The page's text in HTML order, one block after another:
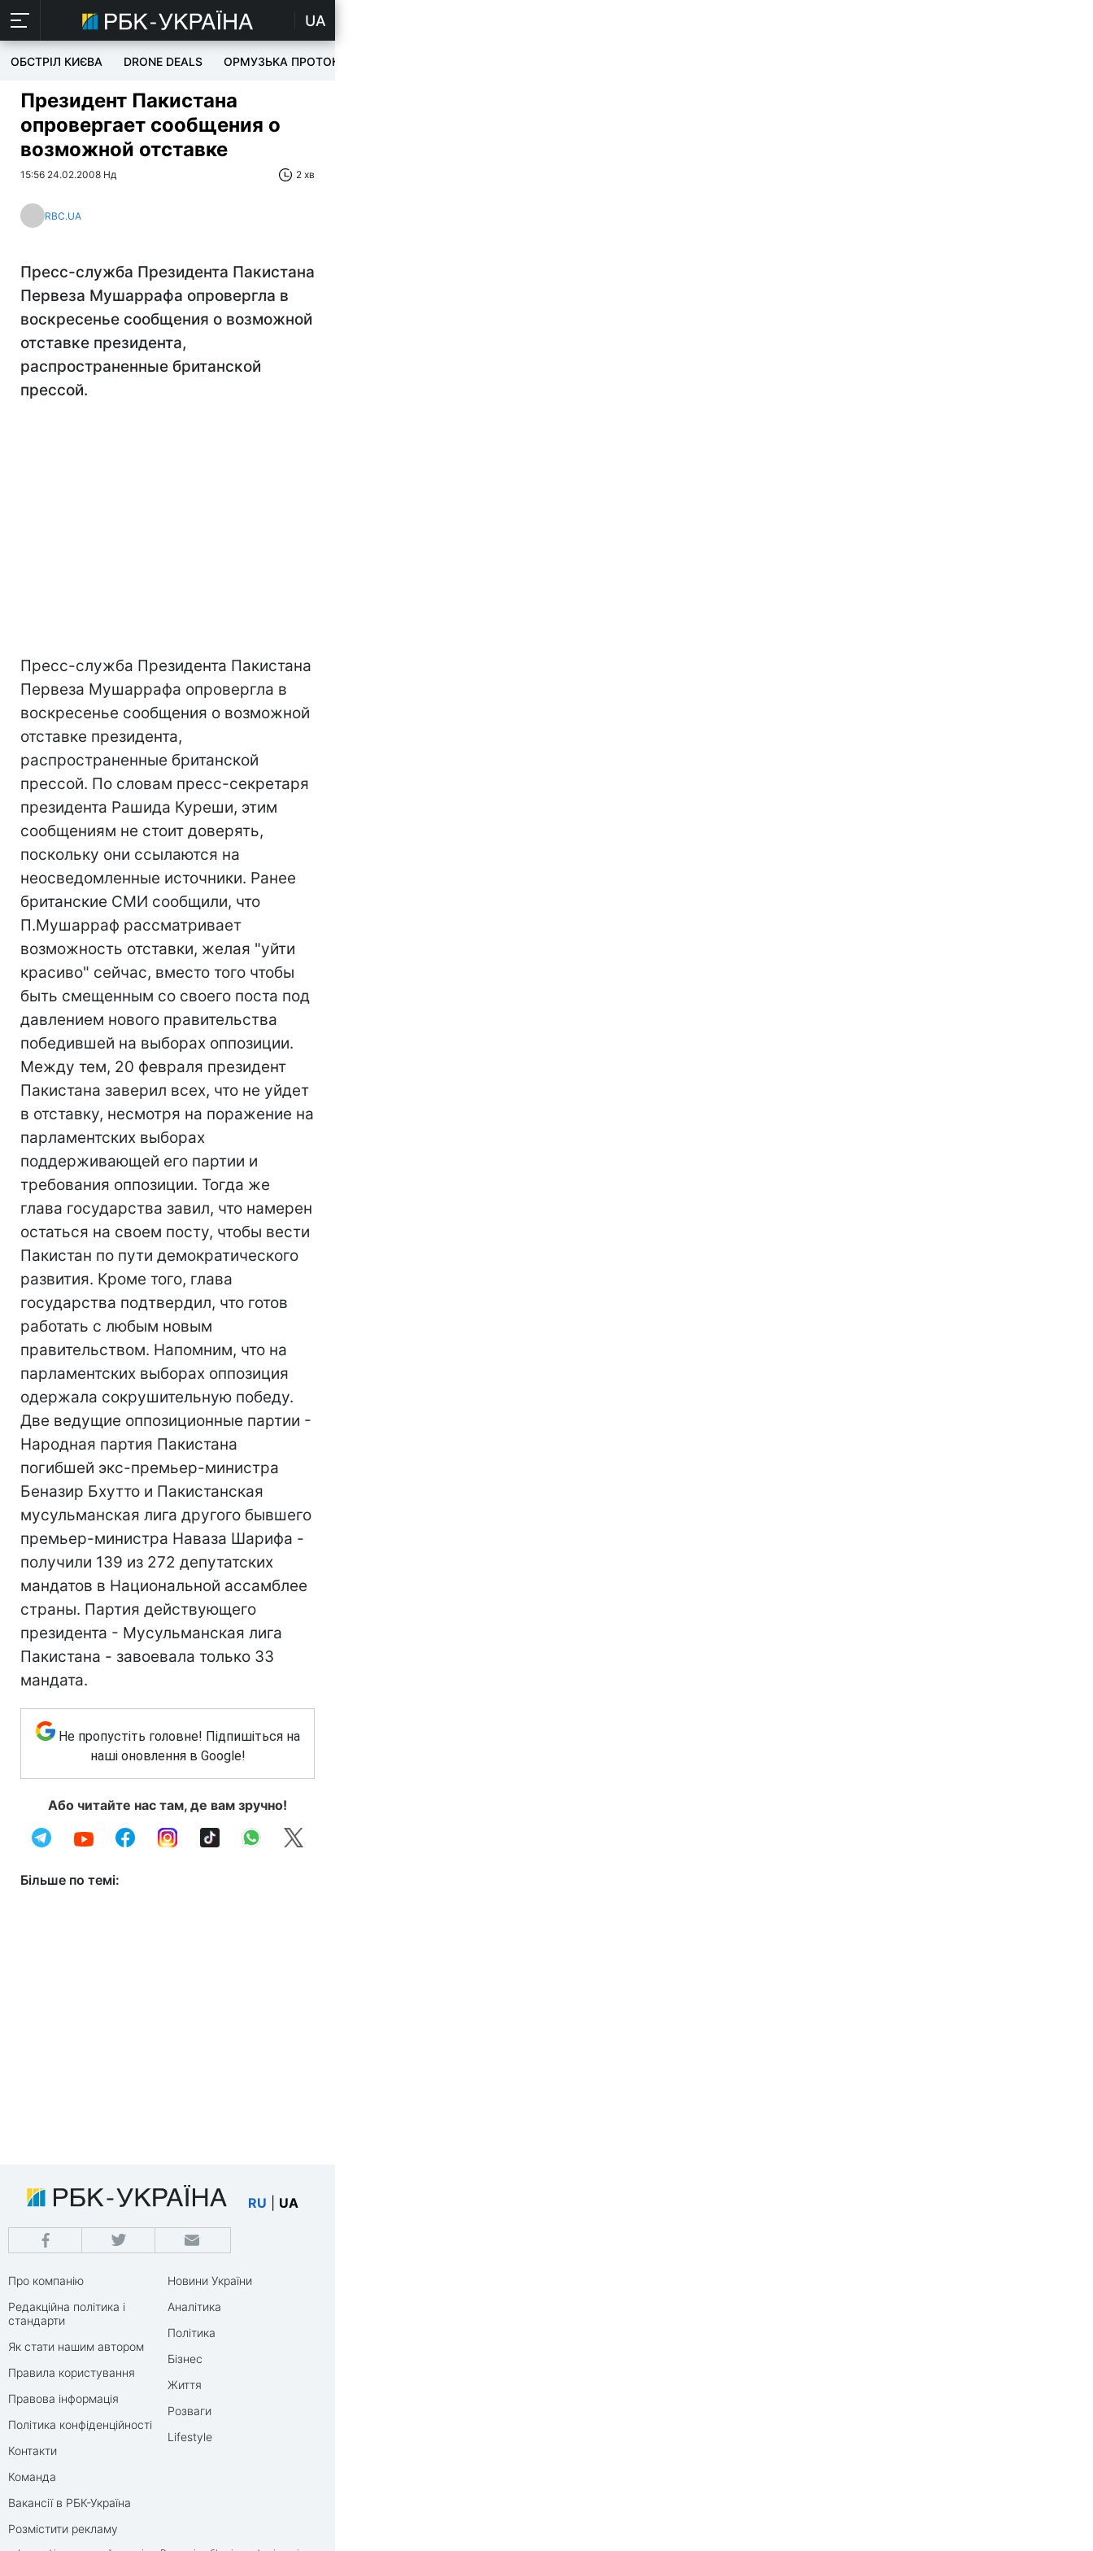
UA
ОБСТРІЛ КИЄВА DRONE DEALS ОРМУЗЬКА ПРОТОКА
Президент Пакистана
опровергает сообщения о
возможной отставке
15:56 24.02.2008 Нд 2 хв
RBC.UA
Пресс-служба Президента Пакистана
Первеза Мушаррафа опровергла в
воскресенье сообщения о возможной
отставке президента,
распространенные британской
прессой.
Пресс-служба Президента Пакистана
Первеза Мушаррафа опровергла в
воскресенье сообщения о возможной
отставке президента,
распространенные британской
прессой. По словам пресс-секретаря
президента Рашида Куреши, этим
сообщениям не стоит доверять,
поскольку они ссылаются на
неосведомленные источники. Ранее
британские СМИ сообщили, что
П.Мушарраф рассматривает
возможность отставки, желая "уйти
красиво" сейчас, вместо того чтобы
быть смещенным со своего поста под
давлением нового правительства
победившей на выборах оппозиции.
Между тем, 20 февраля президент
Пакистана заверил всех, что не уйдет
в отставку, несмотря на поражение на
парламентских выборах
поддерживающей его партии и
требования оппозиции. Тогда же
глава государства завил, что намерен
остаться на своем посту, чтобы вести
Пакистан по пути демократического
развития. Кроме того, глава
государства подтвердил, что готов
работать с любым новым
правительством. Напомним, что на
парламентских выборах оппозиция
одержала сокрушительную победу.
Две ведущие оппозиционные партии -
Народная партия Пакистана
погибшей экс-премьер-министра
Беназир Бхутто и Пакистанская
мусульманская лига другого бывшего
премьер-министра Наваза Шарифа -
получили 139 из 272 депутатских
мандатов в Национальной ассамблее
страны. Партия действующего
президента - Мусульманская лига
Пакистана - завоевала только 33
мандата.
Не пропустіть головне! Підпишіться на
наші оновлення в Google!
Або читайте нас там, де вам зручно!
Більше по темі:
RU UA
Про компанію
Редакційна політика і
стандарти
Як стати нашим автором
Правила користування
Правова інформація
Політика конфіденційності
Контакти
Команда
Вакансії в РБК-Україна
Розмістити рекламу
Новини України
Аналітика
Політика
Бізнес
Життя
Розваги
Lifestyle